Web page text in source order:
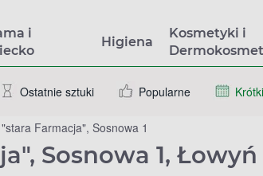
i
Higiena
Kosmetyki i
Ostatnie sztuki Popularne
Farmacja", Sosnowa 1
Sosnowa 1, Łowyń